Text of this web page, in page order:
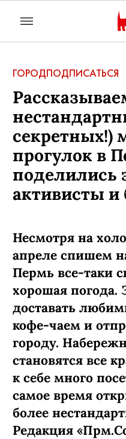
ГОРОДПОДПИСАТЬСЯ
секретных!)
прогулок в
поделились
активисты и
Несмотря на
апреле спишем
Пермь все-таки
хорошая погода.
доставать
кофе-чаем и
городу.
становятся все
к себе много
самое время
более
Редакция